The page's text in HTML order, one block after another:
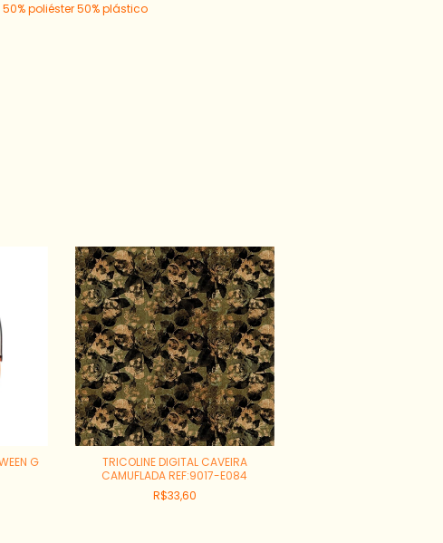
poliéster 50% plástico
G
TRICOLINE DIGITAL CAVEIRA
CAMUFLADA REF:9017-E084
R$33,60